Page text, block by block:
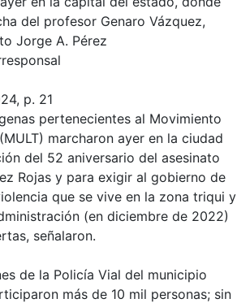
del profesor Genaro Vázquez,
Jorge A. Pérez
p. 21
pertenecientes al Movimiento
marcharon ayer en la ciudad
del 52 aniversario del asesinato
Rojas y para exigir al gobierno de
que se vive en la zona triqui y
(en diciembre de 2022)
señalaron.
de la Policía Vial del municipio
más de 10 mil personas; sin